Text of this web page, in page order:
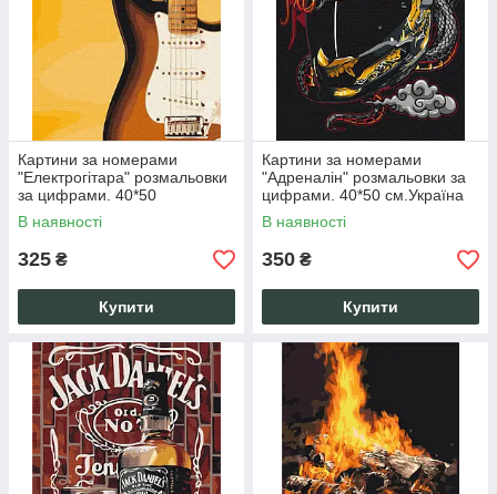
Картини за номерами
"Електрогітара" розмальовки
за цифрами. 40*50
см.Україна
В наявності
325 ₴
Купити
Картини за номерами
"Адреналін" розмальовки за
цифрами. 40*50 см.Україна
В наявності
350 ₴
Купити